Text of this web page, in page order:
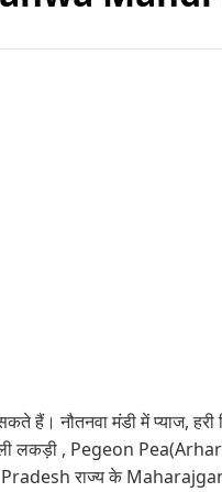
नौतनवा मंडी में प्याज, हरी
लकड़ी , Pegeon
राज्य के